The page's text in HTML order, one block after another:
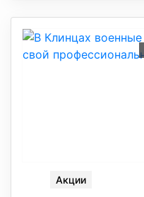
Акции